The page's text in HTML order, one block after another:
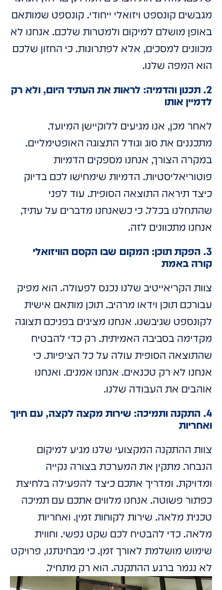
מגבשים קונספט ויזואלי ייחודי. קונספט שמותאם
באופן מושלם למיקום ולמטרות שלכם. אנחנו לא
מכוונים למסכים, אלא לפתרונות. כי החזון שלכם
הוא המפה שלנו.
2. תכנון והדמיה: לראות את העתיד היום, ולא רק
לדמיין אותו
לאחר מכן, אנו מגיעים ללוקיישן המיועד.
מתכננים את סוג וגודל התצוגה האופטימליים.
במקרה הצורך, אנחנו מספקים הדמיות
פוטוריאליסטיות. הדמיות שימחישו לכם בדיוק
כיצד תיראה התוצאה הסופית. עוד לפני
שהתחלנו בכלל. כי כשאנחנו מדברים על עתיד,
אנחנו מתכוונים לזה.
3. הפקת תוכן: המקום שבו הקסם הוויזואלי
קורה באמת
צוות הקריאייטיב שלנו נכנס לפעולה. הוא מפיק
עבורכם תוכן וידאו מרהיב. תוכן מותאם אישית
לקונספט שגיבשנו. אנחנו מציגים בפניכם תצוגה
מקדימה בסביבה האמיתית. רק כדי להבטיח
שהתוצאה הסופית עולה על כל הציפיות. כי
אנחנו לא רק טכנאים. אנחנו אמנים. ואנחנו
אוהבים את העבודה שלנו.
4. התקנה ותמיכה: שירות מקצה לקצה, עם חיוך
ואחריות
צוות ההתקנה המקצועי שלנו מגיע למיקום
הנבחר. מתקין את המערכת בצורה נקייה
ומדויקת. ומדריך אתכם כיצד להפעילה בלחיצת
כפתור פשוטה. אנחנו מלווים אתכם עם תמיכה
טכנית מלאה. שירות לקוחות זמין. ואחריות
מלאה. כדי להבטיח לכם שקט נפשי. וחווית
שימוש מושלמת לאורך זמן. כי מבחינתנו, פרויקט
לא נגמר ברגע ההתקנה. הוא רק מתחיל.